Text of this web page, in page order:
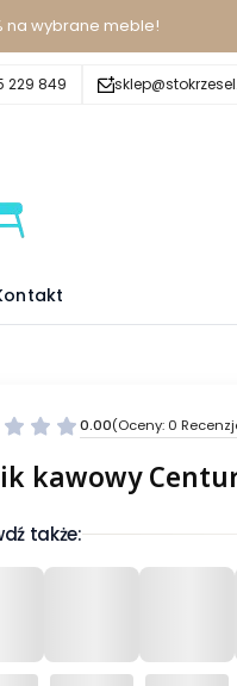
na wybrane meble!
229 849
0.00(Oceny: 0
kawowy
także: